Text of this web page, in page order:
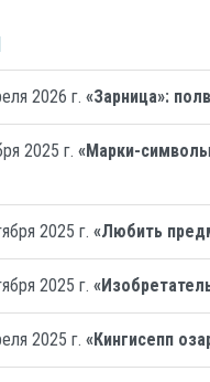
2026 г. «Зарница»:
2025 г. «Марки-
2025 г. «Любить
2025 г.
2025 г. «Кингисепп